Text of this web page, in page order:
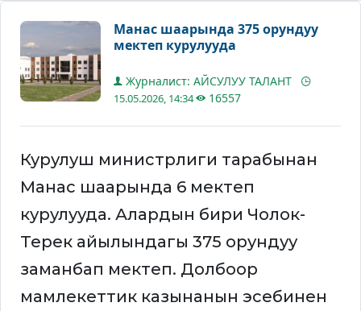
Манас шаарында 375 орундуу
мектеп курулууда
Журналист: АЙСУЛУУ ТАЛАНТ
15.05.2026, 14:34 16557
Курулуш министрлиги тарабынан
Манас шаарында 6 мектеп
курулууда. Алардын бири Чолок-
Терек айылындагы 375 орундуу
заманбап мектеп. Долбоор
мамлекеттик казынанын эсебинен